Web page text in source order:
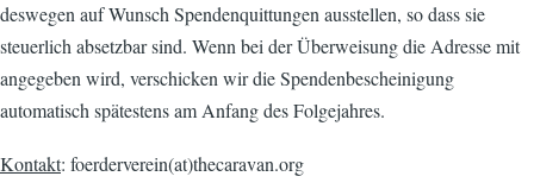
deswegen auf Wunsch Spendenquittungen ausstellen, so dass sie
steuerlich absetzbar sind. Wenn bei der Überweisung die Adresse mit
angegeben wird, verschicken wir die Spendenbescheinigung
automatisch spätestens am Anfang des Folgejahres.
Kontakt: foerderverein(at)thecaravan.org